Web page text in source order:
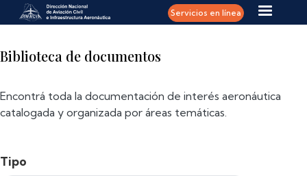
Pasar al contenido principal Servicios en línea
Biblioteca de documentos
Encontrá toda la documentación de interés aeronáutica
catalogada y organizada por áreas temáticas.
Tipo